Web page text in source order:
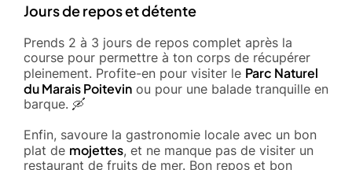
Jours de repos et détente
Prends 2 à 3 jours de repos complet après la
course pour permettre à ton corps de récupérer
pleinement. Profite-en pour visiter le Parc Naturel
du Marais Poitevin ou pour une balade tranquille en
barque. 🛶
Enfin, savoure la gastronomie locale avec un bon
plat de mojettes, et ne manque pas de visiter un
restaurant de fruits de mer. Bon repos et bon